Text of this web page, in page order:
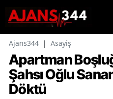
Ajans344 | Asayiş
Apartman
Şahsı Oğlu
Döktü